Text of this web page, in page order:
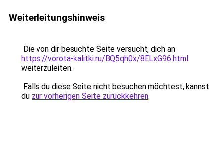
Weiterleitungshinweis
Die von dir besuchte Seite versucht, dich an
https://vorota-kalitki.ru/BQ5qh0x/8ELxG96.html
weiterzuleiten.
Falls du diese Seite nicht besuchen möchtest, kannst
du zur vorherigen Seite zurückkehren.